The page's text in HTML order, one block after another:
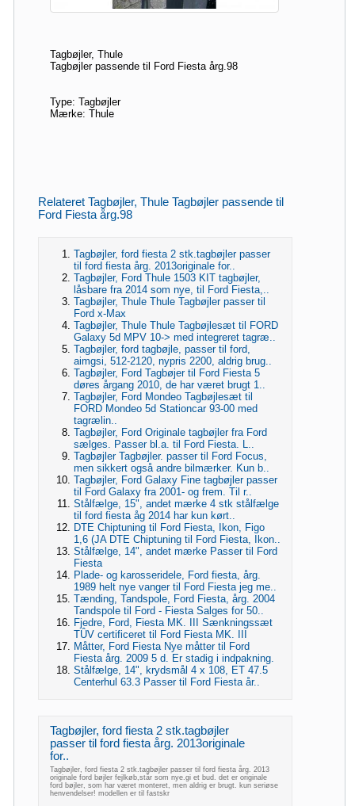
Tagbøjler, Thule
Tagbøjler passende til Ford Fiesta årg.98
Type: Tagbøjler
Mærke: Thule
Relateret Tagbøjler, Thule Tagbøjler passende til
Ford Fiesta årg.98
Tagbøjler, ford fiesta 2 stk.tagbøjler passer
til ford fiesta årg. 2013originale for..
Tagbøjler, Ford Thule 1503 KIT tagbøjler,
låsbare fra 2014 som nye, til Ford Fiesta,..
Tagbøjler, Thule Thule Tagbøjler passer til
Ford x-Max
Tagbøjler, Thule Thule Tagbøjlesæt til FORD
Galaxy 5d MPV 10-> med integreret tagræ..
Tagbøjler, ford tagbøjle, passer til ford,
aimgsi, 512-2120, nypris 2200, aldrig brug..
Tagbøjler, Ford Tagbøjer til Ford Fiesta 5
døres årgang 2010, de har været brugt 1..
Tagbøjler, Ford Mondeo Tagbøjlesæt til
FORD Mondeo 5d Stationcar 93-00 med
tagrælin..
Tagbøjler, Ford Originale tagbøjler fra Ford
sælges. Passer bl.a. til Ford Fiesta. L..
Tagbøjler Tagbøjler. passer til Ford Focus,
men sikkert også andre bilmærker. Kun b..
Tagbøjler, Ford Galaxy Fine tagbøjler passer
til Ford Galaxy fra 2001- og frem. Til r..
Stålfælge, 15", andet mærke 4 stk stålfælge
til ford fiesta åg 2014 har kun kørt..
DTE Chiptuning til Ford Fiesta, Ikon, Figo
1,6 (JA DTE Chiptuning til Ford Fiesta, Ikon..
Stålfælge, 14", andet mærke Passer til Ford
Fiesta
Plade- og karosseridele, Ford fiesta, årg.
1989 helt nye vanger til Ford Fiesta jeg me..
Tænding, Tandspole, Ford Fiesta, årg. 2004
Tandspole til Ford - Fiesta Salges for 50..
Fjedre, Ford, Fiesta MK. III Sænkningssæt
TÛV certificeret til Ford Fiesta MK. III
Måtter, Ford Fiesta Nye måtter til Ford
Fiesta årg. 2009 5 d. Er stadig i indpakning.
Stålfælge, 14", krydsmål 4 x 108, ET 47.5
Centerhul 63.3 Passer til Ford Fiesta år..
Tagbøjler, ford fiesta 2 stk.tagbøjler
passer til ford fiesta årg. 2013originale
for..
Tagbøjler, ford fiesta 2 stk.tagbøjler passer til ford fiesta årg. 2013
originale ford bøjler fejlkøb,står som nye.gi et bud. det er originale
ford bøjler, som har været monteret, men aldrig er brugt. kun seriøse
henvendelser! modellen er til fastskr